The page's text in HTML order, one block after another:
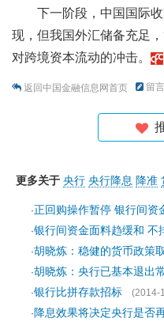
下一阶段，中国国际
现，但我国外汇储备充足
对跨境资本流动的冲击。
返回中国金融信息网首页 留
更多关于 央行 央行降息 降准
·正回购操作暂停 银行间资
·银行间资金面料趋缓和 不
·胡晓炼：稳健的货币政策
·胡晓炼：央行已基本退出
·银行比拼存款招标
(2014-
· 降息效果将决定央行是否